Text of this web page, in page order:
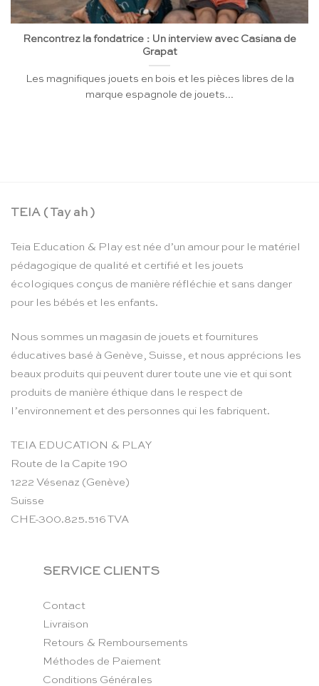
Rencontrez la fondatrice : Un interview avec Casiana de
Grapat
Les magnifiques jouets en bois et les pièces libres de la
marque espagnole de jouets...
TEIA ( Tay ah )
Teia Education & Play est née d’un amour pour le matériel
pédagogique de qualité et certifié et les jouets
écologiques conçus de manière réfléchie et sans danger
pour les bébés et les enfants.
Nous sommes un magasin de jouets et fournitures
éducatives basé à Genève, Suisse, et nous apprécions les
beaux produits qui peuvent durer toute une vie et qui sont
produits de manière éthique dans le respect de
l’environnement et des personnes qui les fabriquent.
TEIA EDUCATION & PLAY
Route de la Capite 190
1222 Vésenaz (Genève)
Suisse
CHE-300.825.516 TVA
SERVICE CLIENTS
Contact
Livraison
Retours & Remboursements
Méthodes de Paiement
Conditions Générales